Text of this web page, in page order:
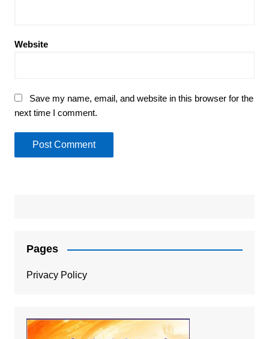
Website
Save my name, email, and website in this browser for the
next time I comment.
Pages
Privacy Policy